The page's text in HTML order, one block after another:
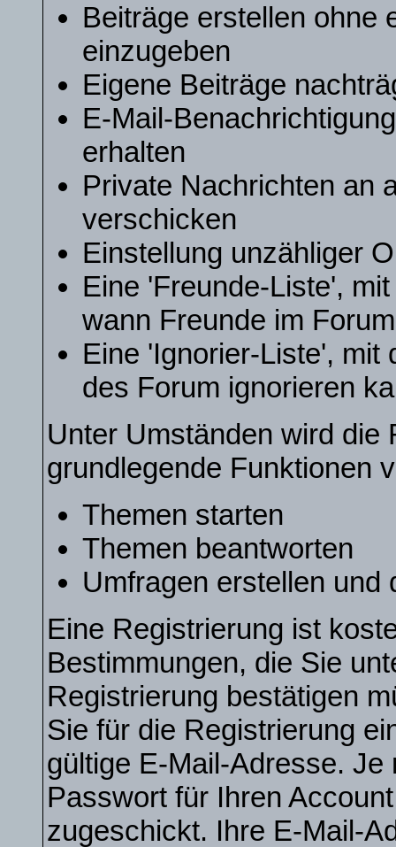
Beiträge erstellen ohne
einzugeben
Eigene Beiträge
E-Mail-
erhalten
Private Nachrichten an
verschicken
Einstellung unzähliger
Eine 'Freunde-Liste',
wann Freunde im
Eine 'Ignorier-Liste', mit
des Forum ignorieren
Unter Umständen wird die
grundlegende Funktionen
Themen starten
Themen beantworten
Umfragen erstellen und
Eine Registrierung ist
Bestimmungen, die Sie
Registrierung bestätigen
Sie für die Registrierung
gültige E-Mail-Adresse.
Passwort für Ihren
zugeschickt. Ihre E-Mail-